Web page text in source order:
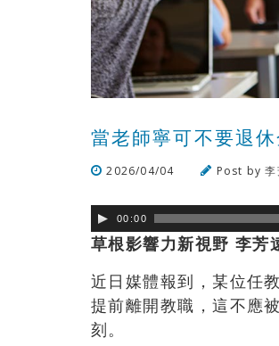
當老師寧可不要退
2026/04/04 Post by李
00:00
草根影響力新視野 李芳
近日媒體報到，某位任
提前離開教職，這不應
刻。